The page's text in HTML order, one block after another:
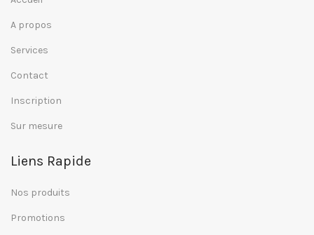
A propos
Services
Contact
Inscription
Sur mesure
Liens Rapide
Nos produits
Promotions